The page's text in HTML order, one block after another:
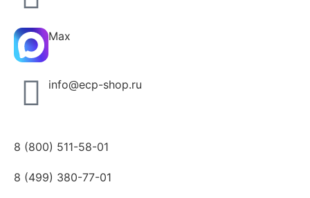
Max
info@ecp-shop.ru
8 (800) 511-58-01
8 (499) 380-77-01